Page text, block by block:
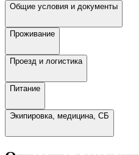
Общие условия и документы
Проживание
Проезд и логистика
Питание
Экипировка, медицина, СБ